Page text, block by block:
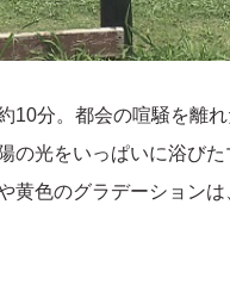
10分。都会の喧騒を離
の光をいっぱいに浴び
黄色のグラデーション